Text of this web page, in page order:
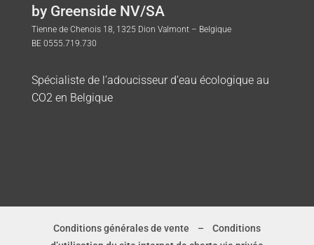
by Greenside NV/SA
Tienne de Chenois 18, 1325 Dion Valmont – Belgique
BE 0555.719.730
Spécialiste de l’adoucisseur d’eau écologique au
CO2 en Belgique
Conditions générales de vente – Conditions